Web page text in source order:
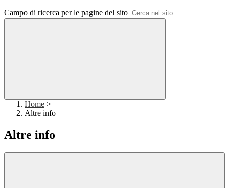
Campo di ricerca per le pagine del sito
Home >
Altre info
Altre info